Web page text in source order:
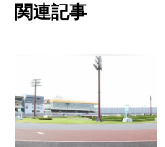
関連記事